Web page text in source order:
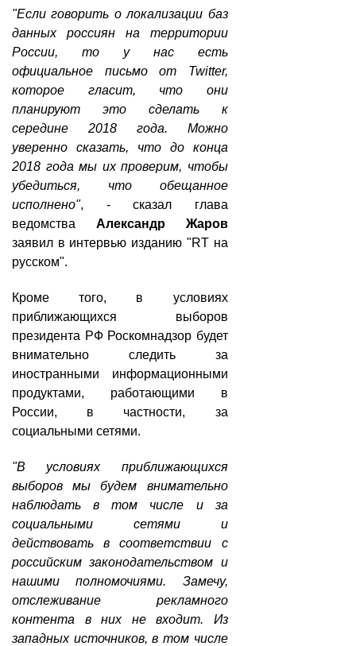
"Если говорить о локализации баз
данных россиян на территории
России, то у нас есть
официальное письмо от Twitter,
которое гласит, что они
планируют это сделать к
середине 2018 года. Можно
уверенно сказать, что до конца
2018 года мы их проверим, чтобы
убедиться, что обещанное
исполнено", - сказал глава
ведомства Александр Жаров
заявил в интервью изданию "RT на
русском".
Кроме того, в условиях
приближающихся выборов
президента РФ Роскомнадзор будет
внимательно следить за
иностранными информационными
продуктами, работающими в
России, в частности, за
социальными сетями.
"В условиях приближающихся
выборов мы будем внимательно
наблюдать в том числе и за
социальными сетями и
действовать в соответствии с
российским законодательством и
нашими полномочиями. Замечу,
отслеживание рекламного
контента в них не входит. Из
западных источников, в том числе